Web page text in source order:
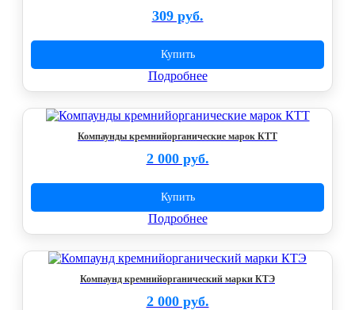
309 руб.
Купить
Подробнее
Компаунды кремнийорганические марок КТТ
2 000 руб.
Купить
Подробнее
Компаунд кремнийорганический марки КТЭ
2 000 руб.